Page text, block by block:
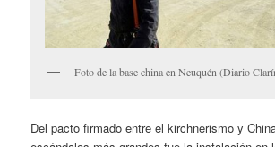
Foto de la base china en Neuquén (Diario
Del pacto firmado entre el kirchnerismo y